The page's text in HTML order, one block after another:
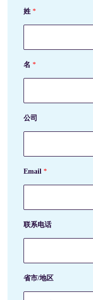
姓 *
名 *
公司
Email *
联系电话
省市/地区